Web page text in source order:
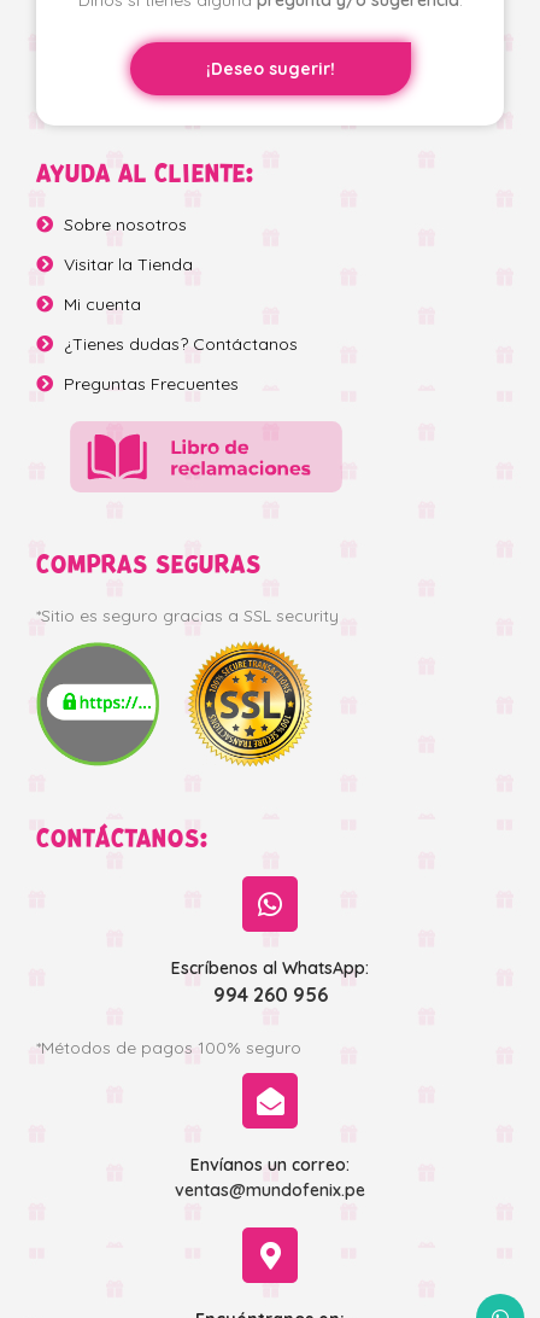
¡Deseo sugerir!
AYUDA AL CLIENTE:
Sobre nosotros
Visitar la Tienda
Mi cuenta
¿Tienes dudas? Contáctanos
Preguntas Frecuentes
COMPRAS SEGURAS
*Sitio es seguro gracias a SSL security
CONTÁCTANOS:
Escríbenos al WhatsApp:
994 260 956
*Métodos de pagos 100% seguro
Envíanos un correo:
ventas@mundofenix.pe